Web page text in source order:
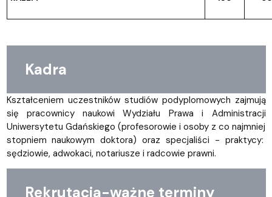
Kadra
Kształceniem uczestników studiów podyplomowych zajmują
się pracownicy naukowi Wydziału Prawa i Administracji
Uniwersytetu Gdańskiego (profesorowie i osoby z co najmniej
stopniem naukowym doktora) oraz specjaliści - praktycy:
sędziowie, adwokaci, notariusze i radcowie prawni.
Rekrutacja-ważne terminy